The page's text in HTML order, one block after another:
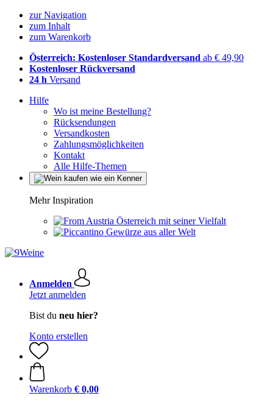
zur Navigation
zum Inhalt
zum Warenkorb
Österreich: Kostenloser Standardversand ab € 49,90
Kostenloser Rückversand
24 h Versand
Hilfe
Wo ist meine Bestellung?
Rücksendungen
Versandkosten
Zahlungsmöglichkeiten
Kontakt
Alle Hilfe-Themen
Mehr Inspiration
Österreich mit seiner Vielfalt
Gewürze aus aller Welt
Anmelden
Jetzt anmelden
Bist du neu hier?
Konto erstellen
Warenkorb € 0,00